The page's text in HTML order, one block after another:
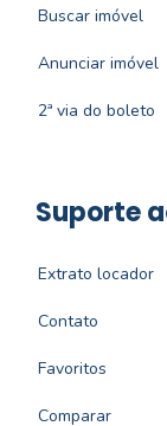
Buscar imóvel
Anunciar imóvel
2ª via do boleto
Suporte
Extrato locador
Contato
Favoritos
Comparar